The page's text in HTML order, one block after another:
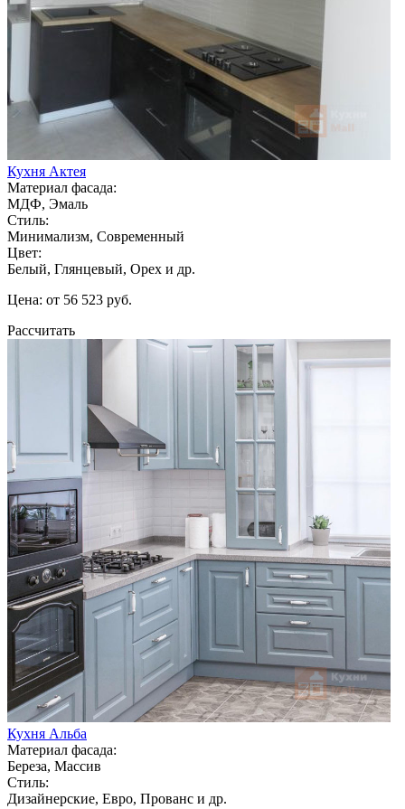
Кухня Актея
Материал фасада:
МДФ, Эмаль
Стиль:
Минимализм, Современный
Цвет:
Белый, Глянцевый, Орех и др.
Цена: от 56 523 руб.
Рассчитать
Кухня Альба
Материал фасада:
Береза, Массив
Стиль:
Дизайнерские, Евро, Прованс и др.